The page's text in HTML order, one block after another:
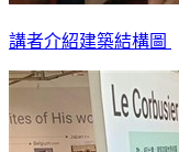
講者介紹建築結構圖